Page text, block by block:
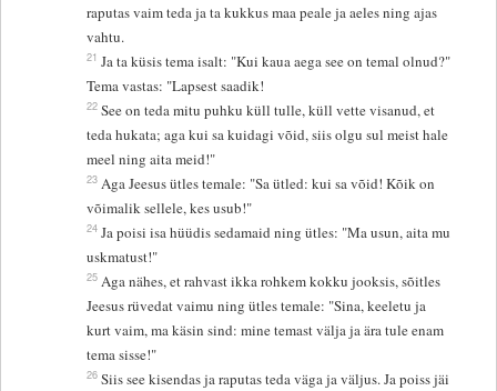
raputas vaim teda ja ta kukkus maa peale ja aeles ning ajas
vahtu.
21 Ja ta küsis tema isalt: "Kui kaua aega see on temal olnud?"
Tema vastas: "Lapsest saadik!
22 See on teda mitu puhku küll tulle, küll vette visanud, et
teda hukata; aga kui sa kuidagi võid, siis olgu sul meist hale
meel ning aita meid!"
23 Aga Jeesus ütles temale: "Sa ütled: kui sa võid! Kõik on
võimalik sellele, kes usub!"
24 Ja poisi isa hüüdis sedamaid ning ütles: "Ma usun, aita mu
uskmatust!"
25 Aga nähes, et rahvast ikka rohkem kokku jooksis, sõitles
Jeesus rüvedat vaimu ning ütles temale: "Sina, keeletu ja
kurt vaim, ma käsin sind: mine temast välja ja ära tule enam
tema sisse!"
26 Siis see kisendas ja raputas teda väga ja väljus. Ja poiss jäi